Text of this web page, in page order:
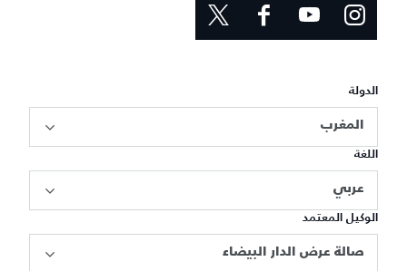
الدولة
المغرب
اللغة
عربي
الوكيل المعتمد
صالة عرض الدار البيضاء